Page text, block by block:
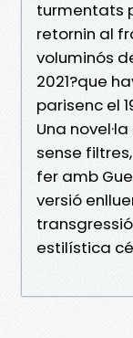
turmentats
retornin al
voluminós
2021?que
parisenc el
Una
sense
fer amb
versió
estilística